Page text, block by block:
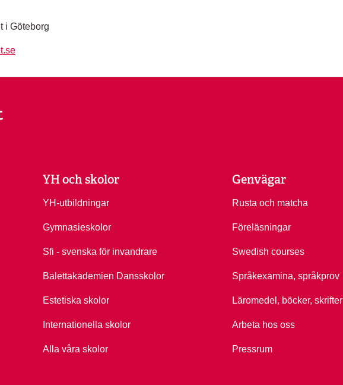
i Göteborg
YH och skolor
YH-utbildningar
Gymnasieskolor
Sfi - svenska för invandrare
Balettakademien Dansskolor
Estetiska skolor
Internationella skolor
Alla våra skolor
Genvägar
Rusta och matcha
Föreläsningar
Swedish courses
Språkexamina, språkprov
Läromedel, böcker, skrifter
Arbeta hos oss
Pressrum